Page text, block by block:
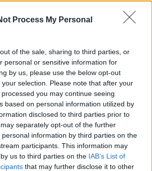
Process My Personal
of the sale, sharing to third parties, or
personal or sensitive information for
by us, please use the below opt-out
selection. Please note that after your
you may continue seeing
based on personal information utilized by
disclosed to third parties prior to
separately opt-out of the further
information by third parties on the
participants. This information may
us to third parties on the IAB’s List of
that may further disclose it to other
Ακολουθήστε το OLAFAQ
στο Google News